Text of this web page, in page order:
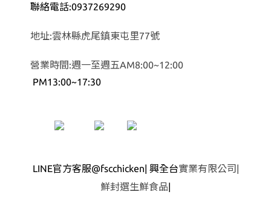
聯絡電話:0937269290
地址:雲林縣虎尾鎮東屯里77號
營業時間:週一至週五AM8:00~12:00
PM13:00~17:30
LINE官方客服@fscchicken| 興全台實業有限公司|
鮮封選生鮮食品|